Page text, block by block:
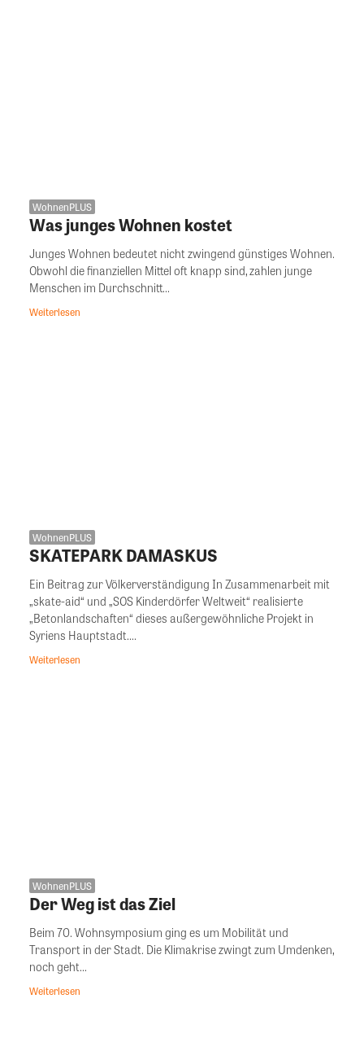
WohnenPLUS
Was junges Wohnen kostet
Junges Wohnen bedeutet nicht zwingend günstiges Wohnen.
Obwohl die finanziellen Mittel oft knapp sind, zahlen junge
Menschen im Durchschnitt...
Weiterlesen
WohnenPLUS
SKATEPARK DAMASKUS
Ein Beitrag zur Völkerverständigung In Zusammenarbeit mit
„skate-aid“ und „SOS Kinderdörfer Weltweit“ realisierte
„Betonlandschaften“ dieses außergewöhnliche Projekt in
Syriens Hauptstadt....
Weiterlesen
WohnenPLUS
Der Weg ist das Ziel
Beim 70. Wohnsymposium ging es um Mobilität und
Transport in der Stadt. Die Klimakrise zwingt zum Umdenken,
noch geht...
Weiterlesen